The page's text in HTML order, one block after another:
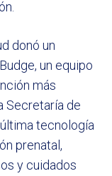
donó un
un equipo
más
Secretaría de
tecnología
prenatal,
y cuidados